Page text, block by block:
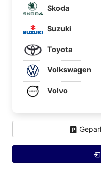
Skoda
Suzuki
Toyota
Volkswagen
Volvo